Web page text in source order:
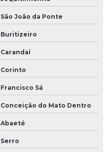
São João da Ponte
Buritizeiro
Carandaí
Corinto
Francisco Sá
Conceição do Mato Dentro
Abaeté
Serro